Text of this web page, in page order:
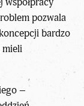
pozwala
bardzo
mieli
–